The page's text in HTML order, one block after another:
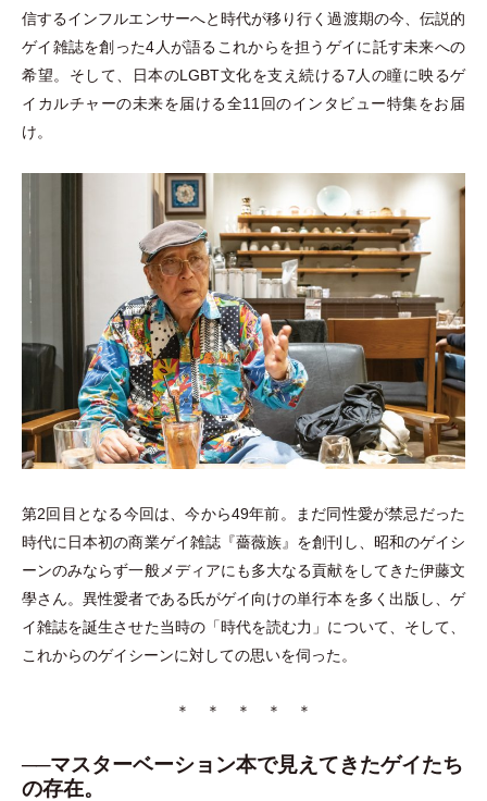
信するインフルエンサーへと時代が移り行く過渡期の今、伝説的
ゲイ雑誌を創った4人が語るこれからを担うゲイに託す未来への
希望。そして、日本のLGBT文化を支え続ける7人の瞳に映るゲ
イカルチャーの未来を届ける全11回のインタビュー特集をお届
け。
第2回目となる今回は、今から49年前。まだ同性愛が禁忌だった
時代に日本初の商業ゲイ雑誌『薔薇族』を創刊し、昭和のゲイシ
ーンのみならず一般メディアにも多大なる貢献をしてきた伊藤文
學さん。異性愛者である氏がゲイ向けの単行本を多く出版し、ゲ
イ雑誌を誕生させた当時の「時代を読む力 」 について、そして、
これからのゲイシーンに対しての思いを伺った。
＊ ＊ ＊ ＊ ＊
──マスターベーション本で見えてきたゲイたち
の存在。